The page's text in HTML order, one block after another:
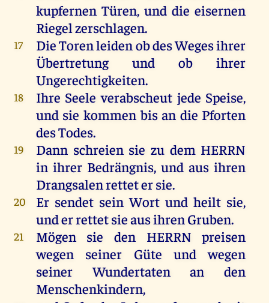
kupfernen Türen, und die eisernen
Riegelzerschlagen.
17 DieTorenleidenobdesWegesihrer
Übertretung
und ob
ihrer
Ungerechtigkeiten.
18 Ihre Seele verabscheut jede Speise,
und sie kommen bis an die Pforten
desTodes.
19 Dann schreien sie zu dem HERRN
in ihrer Bedrängnis,und aus ihren
Drangsalen rettetersie.
20 Er sendet sein Wort und heilt sie,
underrettetsieausihrenGruben.
21 Mögen sie den HERRN
preisen
wegen
seiner Güte und
wegen
seinerWundertatenan
den
Menschenkindern,